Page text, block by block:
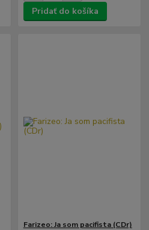
Pridať do košíka
Farizeo: Ja som pacifista (CDr)